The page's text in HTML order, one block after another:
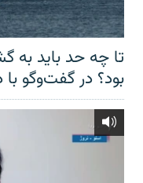
تا چه حد باید به
بود؟ در گفت‌وگو با